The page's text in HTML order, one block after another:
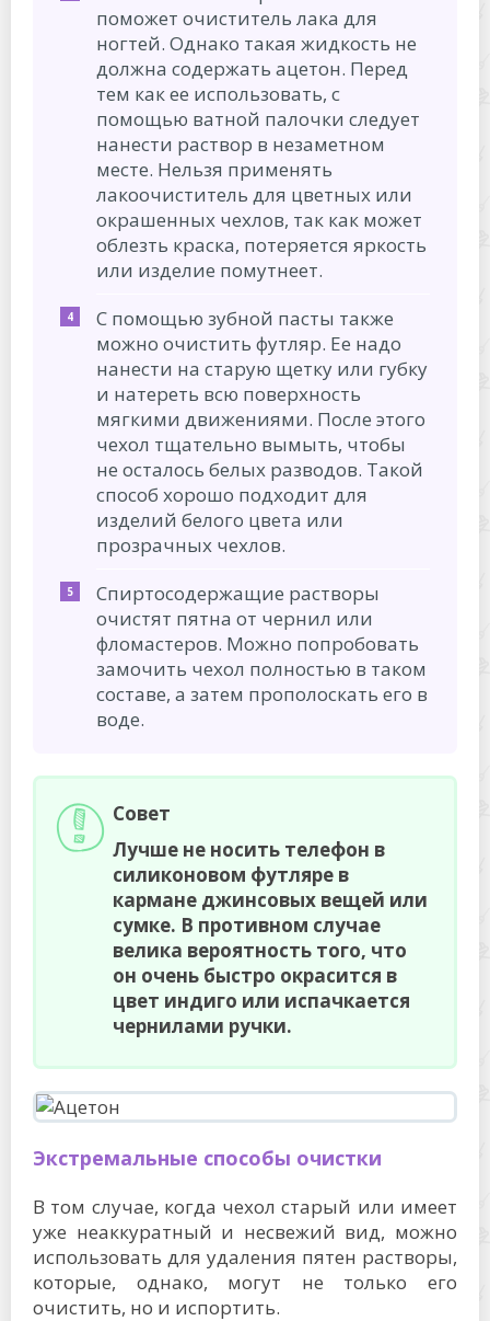
поможет очиститель лака для
ногтей. Однако такая жидкость не
должна содержать ацетон. Перед
тем как ее использовать, с
помощью ватной палочки следует
нанести раствор в незаметном
месте. Нельзя применять
лакоочиститель для цветных или
окрашенных чехлов, так как может
облезть краска, потеряется яркость
или изделие помутнеет.
С помощью зубной пасты также
можно очистить футляр. Ее надо
нанести на старую щетку или губку
и натереть всю поверхность
мягкими движениями. После этого
чехол тщательно вымыть, чтобы
не осталось белых разводов. Такой
способ хорошо подходит для
изделий белого цвета или
прозрачных чехлов.
Спиртосодержащие растворы
очистят пятна от чернил или
фломастеров. Можно попробовать
замочить чехол полностью в таком
составе, а затем прополоскать его в
воде.
Совет
Лучше не носить телефон в
силиконовом футляре в
кармане джинсовых вещей или
сумке. В противном случае
велика вероятность того, что
он очень быстро окрасится в
цвет индиго или испачкается
чернилами ручки.
Экстремальные способы очистки
В том случае, когда чехол старый или имеет
уже неаккуратный и несвежий вид, можно
использовать для удаления пятен растворы,
которые, однако, могут не только его
очистить, но и испортить.